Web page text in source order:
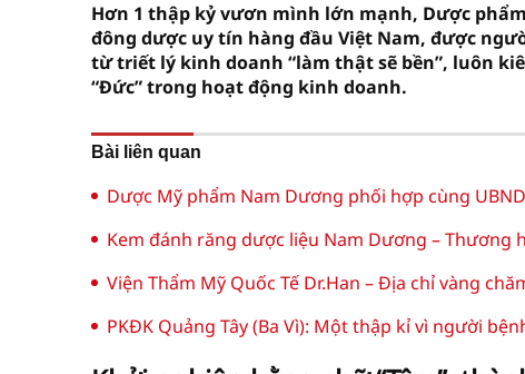
Hơn 1 thập kỷ vươn mình lớn mạnh, Dược
đông dược uy tín hàng đầu Việt Nam, được
từ triết lý kinh doanh “làm thật sẽ bền”, luôn
“Đức” trong hoạt động kinh doanh.
Bài liên quan
Dược Mỹ phẩm Nam Dương phối hợp cùng
Kem đánh răng dược liệu Nam Dương – Thương
Viện Thẩm Mỹ Quốc Tế Dr.Han – Địa chỉ vàng
PKĐK Quảng Tây (Ba Vì): Một thập kỉ vì người